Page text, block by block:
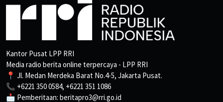
Kantor Pusat LPP RRI
Media radio berita online terpercaya - LPP RRI
📍 Jl. Medan Merdeka Barat No.4-5, Jakarta Pusat.
📞 +6221 350 0584, +6221 351 1086
📩 Pemberitaan: beritapro3@rri.go.id